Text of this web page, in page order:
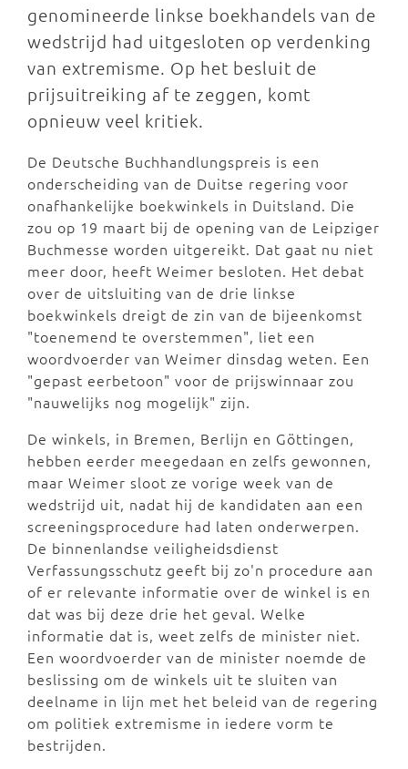
genomineerde linkse boekhandels van de
wedstrijd had uitgesloten op verdenking
van extremisme. Op het besluit de
prijsuitreiking af te zeggen, komt
opnieuw veel kritiek.
De Deutsche Buchhandlungspreis is een
onderscheiding van de Duitse regering voor
onafhankelijke boekwinkels in Duitsland. Die
zou op 19 maart bij de opening van de Leipziger
Buchmesse worden uitgereikt. Dat gaat nu niet
meer door, heeft Weimer besloten. Het debat
over de uitsluiting van de drie linkse
boekwinkels dreigt de zin van de bijeenkomst
"toenemend te overstemmen", liet een
woordvoerder van Weimer dinsdag weten. Een
"gepast eerbetoon" voor de prijswinnaar zou
"nauwelijks nog mogelijk" zijn.
De winkels, in Bremen, Berlijn en Göttingen,
hebben eerder meegedaan en zelfs gewonnen,
maar Weimer sloot ze vorige week van de
wedstrijd uit, nadat hij de kandidaten aan een
screeningsprocedure had laten onderwerpen.
De binnenlandse veiligheidsdienst
Verfassungsschutz geeft bij zo'n procedure aan
of er relevante informatie over de winkel is en
dat was bij deze drie het geval. Welke
informatie dat is, weet zelfs de minister niet.
Een woordvoerder van de minister noemde de
beslissing om de winkels uit te sluiten van
deelname in lijn met het beleid van de regering
om politiek extremisme in iedere vorm te
bestrijden.